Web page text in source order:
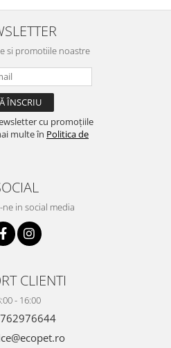
si promotiile noastre
cu promoțiile
multe în Politica de
ne in social media
CLIENTI
- 16:00